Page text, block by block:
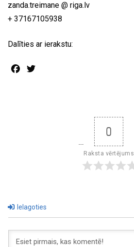
zanda.treimane @ riga.lv
+ 37167105938
Dalīties ar ierakstu:
Facebook
0
Raksta vērtējums
Ielagoties